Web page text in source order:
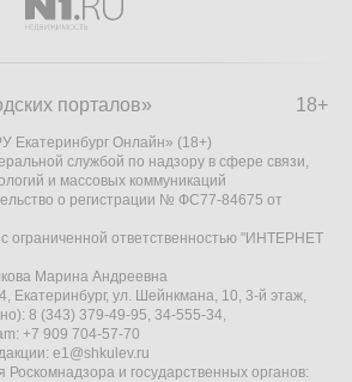
18+
порталов»
Екатеринбург Онлайн» (18+)
службой по надзору в сфере связи,
и массовых коммуникаций
о регистрации № ФС77-84675 от
ограниченной ответственностью "ИНТЕРНЕТ
Марина Андреевна
Екатеринбург, ул. Шейнкмана, 10, 3-й этаж,
8 (343) 379-49-95, 34-555-34,
+7 909 704-57-70
e1@shkulev.ru
и государственных органов: